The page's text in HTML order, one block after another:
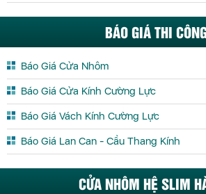
BÁO GIÁ THI
Báo Giá Cửa Nhôm
Báo Giá Cửa Kính Cường Lực
Báo Giá Vách Kính Cường Lực
Báo Giá Lan Can - Cầu Thang Kính
CỬA NHÔM HỆ SLIM